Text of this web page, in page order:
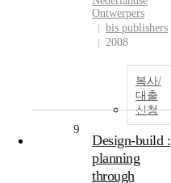
Ontwerpers
bis publishers
2008
복사/
대출
신청
9
Design-build :
planning
through